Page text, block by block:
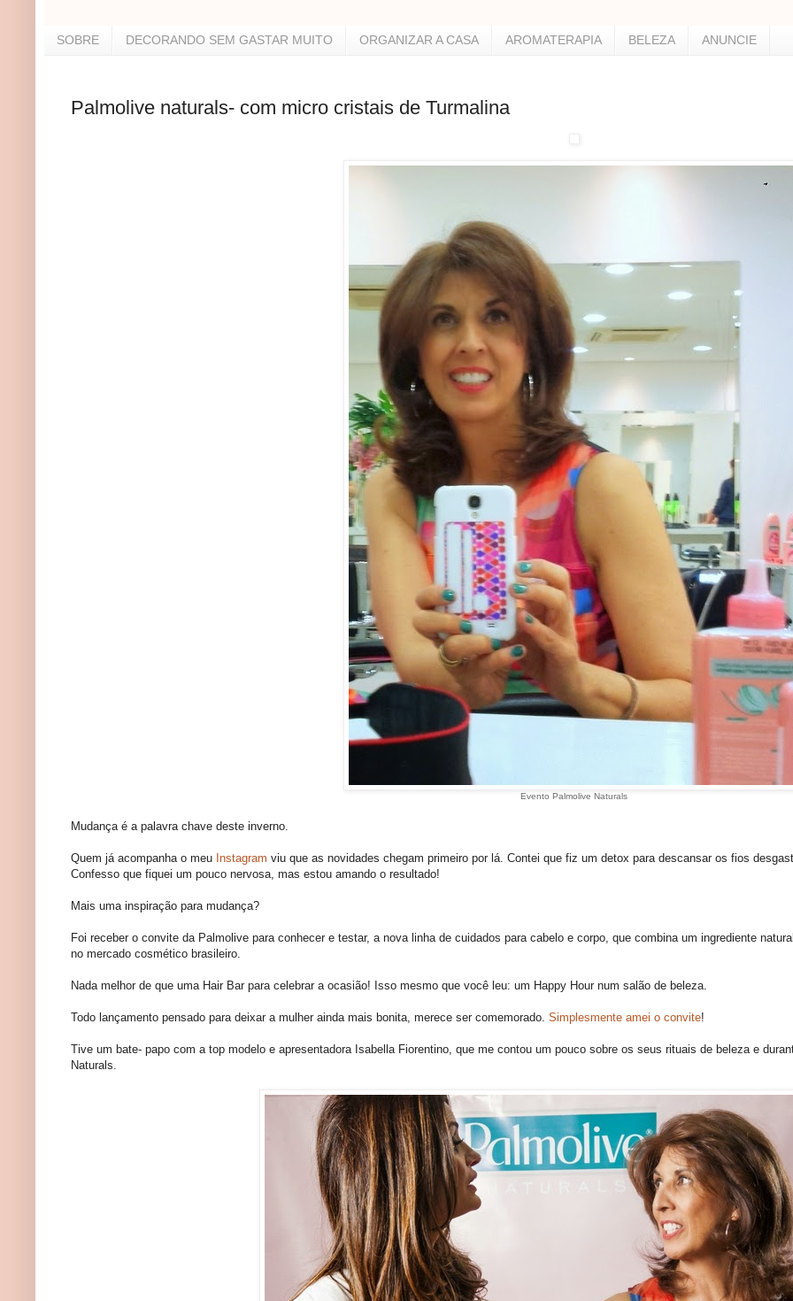
SOBRE DECORANDO SEM GASTAR MUITO ORGANIZAR A CASA AROMATERAPIA BELEZA ANUNCIE
Palmolive naturals- com micro cristais de Turmalina
Evento Palmolive Naturals
Mudança é a palavra chave deste inverno.
Quem já acompanha o meu Instagram viu que as novidades chegam primeiro por lá. Contei que fiz um detox para descansar os fios
Confesso que fiquei um pouco nervosa, mas estou amando o resultado!
Mais uma inspiração para mudança?
Foi receber o convite da Palmolive para conhecer e testar, a nova linha de cuidados para cabelo e corpo, que combina um ingrediente
no mercado cosmético brasileiro.
Nada melhor de que uma Hair Bar para celebrar a ocasião! Isso mesmo que você leu: um Happy Hour num salão de beleza.
Todo lançamento pensado para deixar a mulher ainda mais bonita, merece ser comemorado. Simplesmente amei o convite!
Tive um bate- papo com a top modelo e apresentadora Isabella Fiorentino, que me contou um pouco sobre os seus rituais de beleza e
Naturals.